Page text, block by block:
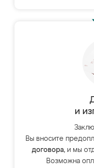
и
Вы вносите
договора, и мы
Возможна